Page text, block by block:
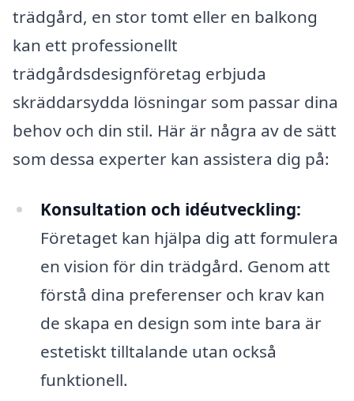
trädgård, en stor tomt eller en balkong
kan ett professionellt
trädgårdsdesignföretag erbjuda
skräddarsydda lösningar som passar dina
behov och din stil. Här är några av de sätt
som dessa experter kan assistera dig på:
Konsultation och idéutveckling:
Företaget kan hjälpa dig att formulera
en vision för din trädgård. Genom att
förstå dina preferenser och krav kan
de skapa en design som inte bara är
estetiskt tilltalande utan också
funktionell.